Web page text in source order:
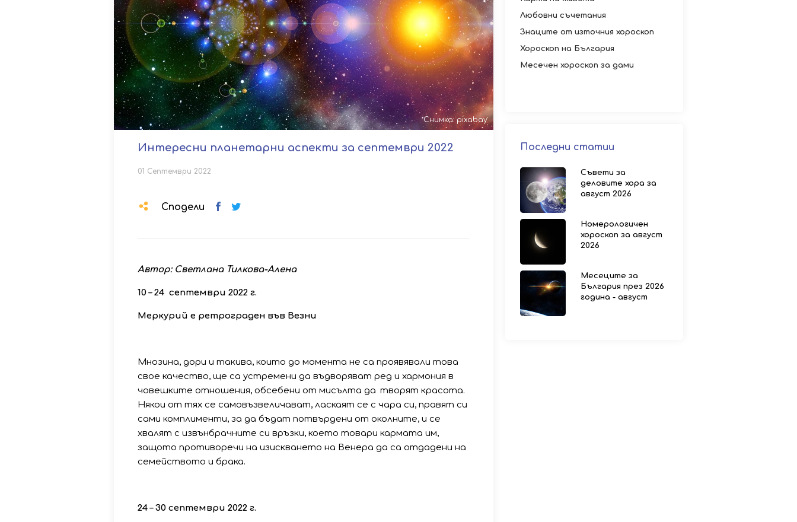
Снимка: pixabay
Интересни планетарни аспекти за септември 2022
01 Септември 2022
Сподели
Автор: Светлана Тилкова-Алена
10–24 септември 2022 г.
Меркурий е ретрограден във Везни
Мнозина, дори и такива, които до момента не са проявявали това
свое качество, ще са устремени да въдворяват ред и хармония в
човешките отношения, обсебени от мисълта да творят красота.
Някои от тях се самовъзвеличават, ласкаят се с чара си, правят си
сами комплименти, за да бъдат потвърдени от околните, и се
хвалят с извънбрачните си връзки, което товари кармата им,
защото противоречи на изискването на Венера да са отдадени на
семейството и брака.
24–30 септември 2022 г.
Любовни съчетания
Знаците от източния хороскоп
Хороскоп на България
Месечен хороскоп за дами
Последни статии
Съвети за
деловите хора за
август 2026
Номерологичен
хороскоп за август
2026
Месеците за
България през 2026
година - август